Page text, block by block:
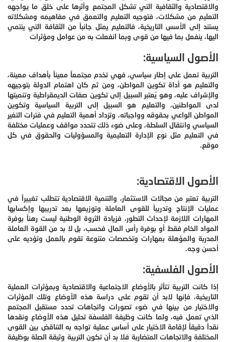
والاقتصادية والثقافية التي تشكل المجتمع وأثرها على خلق ما يواجهه
التعليم من مشكلات، فتوجيه التعليم والتعمق في مفاهيمه ومشكلاته
يستند إلى الأسس التاريخية، فالتعليم يمثل جانباً من الثقافة التي ينتمي
اليها، ينفعل بما فيها من قوى وبما انفعلت به من عوامل ومؤثرات
الأصول السياسية:
التربية تعمل على إطار سياسي، فهي تخدم مجتمعاً معيناً بأهداف معينة،
والتعليم هو أداة تكوين المواطن، ومن ثم كان اهتمام الدولة بتوجيهه
والإشراف عليه، وهو يُعتبر السبيل إلى تكوين صفات الديمقراطية وتنميتها
لدى المواطنين، والتعليم هو السبيل إلى التربية السياسية وتكوين
المواطن الواعي بحقوقه وواجباته، وتزداد أهمية التعليم في فترات التغير
السياسي وانتقال السلطة، وعلى ضوء ذلك تتحدد مواقف وعمليات مختلفة
في التعليم مثل نوع الإدارة التعليمية والمسؤوليات والحقوق في كل
موقع.
الأصول الاقتصادية:
التربية تعتبر من مجالات الاستثمار، والتنمية الاقتصادية تتطلب تغييراً في
عمليات الإنتاج وتدريباً للقوى العاملة وتوزيعها بعد تدريبها وإكسابها
المهارات اللازمة لإحداث التطور، فزيادة الثروة الوطنية ليست رهناً بوفرة
المواد الخام فقط أو بوفرة رأس المال فحسب، بل لا بد من القوة العاملة
المدربة والمؤهلة بمهارات وتخصصات متنوعة تقوم بالعمل وتؤديه على
أحسن وجه.
الأصول الفلسفية:
إذا كانت التربية تتأثر بالأوضاع الاجتماعية والاقتصادية وبمؤثرات العملية
التاريخية، فإنها لابد أن تقوم على دراسة هذه الأوضاع وتلك المؤثرات
والاختيار من بينها في ضوء تصورات واتجاهات تحدد مستقبل المجتمع
الذي تعمل فيه، ولما كانت وظيفة الفلسفة تحليل هذه الأوضاع ونقدها
نقداً دقيقاً لإقامة الاختيار على أساس عملية تواجه به التناقض بين القوى
المختلفة والاتجاهات المتضاربة فلا بد أن تكون التربية وثيقة الصلة بوظيفة